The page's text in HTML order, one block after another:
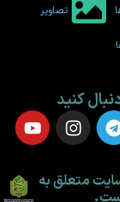
تصاویر
کنید
متعلق به